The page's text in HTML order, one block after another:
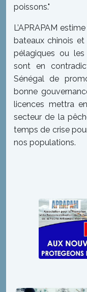
poissons."
L’APRAPAM
bateaux chinois
pélagiques ou les
sont en
Sénégal de
bonne
licences mettra
secteur de la
temps de crise
nos populations.